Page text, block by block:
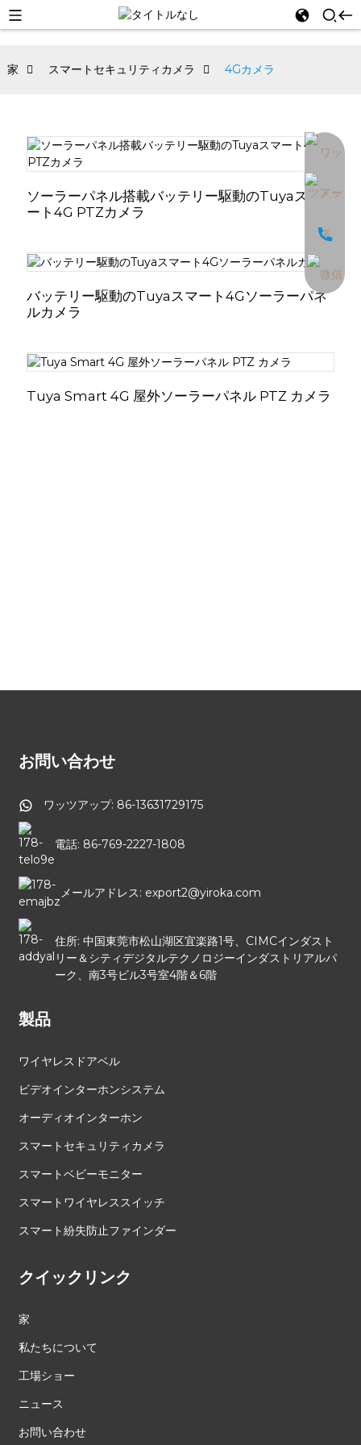
家 スマートセキュリティカメラ 4Gカメラ
ソーラーパネル搭載バッテリー駆動のTuyaスマ
ート4G PTZカメラ
バッテリー駆動のTuyaスマート4Gソーラーパネ
ルカメラ
Tuya Smart 4G 屋外ソーラーパネル PTZ カメラ
お問い合わせ
ワッツアップ: 86-13631729175
電話: 86-769-2227-1808
メールアドレス: export2@yiroka.com
住所: 中国東莞市松山湖区宜楽路1号、CIMCインダスト
リー＆シティデジタルテクノロジーインダストリアルパ
ーク、南3号ビル3号室4階＆6階
製品
ワイヤレスドアベル
ビデオインターホンシステム
オーディオインターホン
スマートセキュリティカメラ
スマートベビーモニター
スマートワイヤレススイッチ
スマート紛失防止ファインダー
クイックリンク
家
私たちについて
工場ショー
ニュース
お問い合わせ